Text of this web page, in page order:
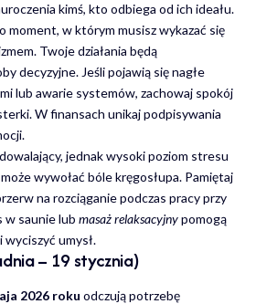
kimś, kto odbiega od ich ideału.
moment, w którym musisz wykazać się
Twoje działania będą
decyzyjne. Jeśli pojawią się nagłe
lub awarie systemów, zachowaj spokój
W finansach unikaj podpisywania
jednak wysoki poziom stresu
wywołać bóle kręgosłupa. Pamiętaj
na rozciąganie podczas pracy przy
w saunie lub masaż relaksacyjnypomogą
wyciszyć umysł.
– 19 stycznia)
2026 roku odczują potrzebę